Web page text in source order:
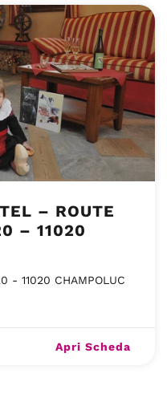
– ROUTE
– 11020
- 11020 CHAMPOLUC
Apri Scheda